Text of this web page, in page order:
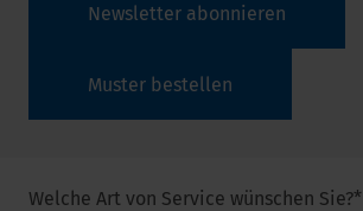
Newsletter abonnieren
Muster bestellen
Welche Art von Service wünschen Sie?*